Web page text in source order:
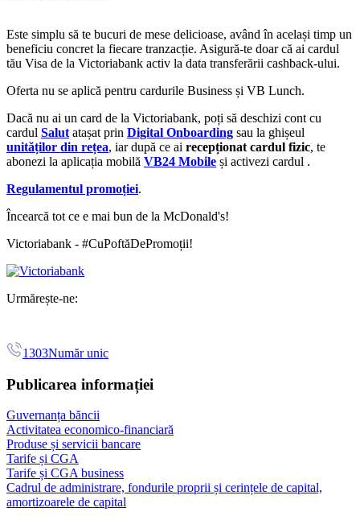
Este simplu să te bucuri de mese delicioase, având în același timp un
beneficiu concret la fiecare tranzacție. Asigură-te doar că ai cardul
tău Visa de la Victoriabank activ la data transferării cashback-ului.
Oferta nu se aplică pentru cardurile Business și VB Lunch.
Dacă nu ai un card de la Victoriabank, poți să deschizi cont cu
cardul Salut atașat prin Digital Onboarding sau la ghișeul
unităților din rețea, iar după ce ai recepționat cardul fizic, te
abonezi la aplicația mobilă VB24 Mobile și activezi cardul .
Regulamentul promoției.
Încearcă tot ce e mai bun de la McDonald's!
Victoriabank - #CuPoftăDePromoții!
Urmărește-ne:
1303Număr unic
Publicarea informației
Guvernanța băncii
Activitatea economico-financiară
Produse și servicii bancare
Tarife și CGA
Tarife și CGA business
Cadrul de administrare, fondurile proprii și cerințele de capital,
amortizoarele de capital